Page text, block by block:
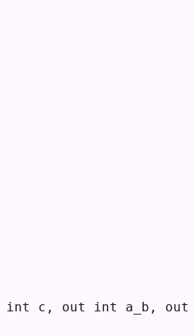
int c, out int a_b, out